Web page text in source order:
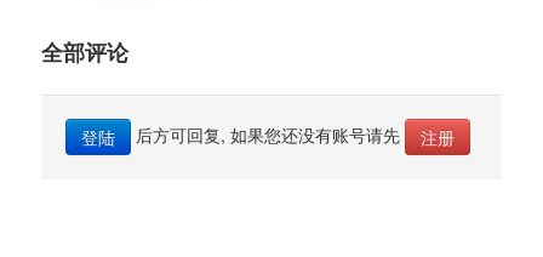
全部评论
登陆 后方可回复, 如果您还没有账号请先 注册